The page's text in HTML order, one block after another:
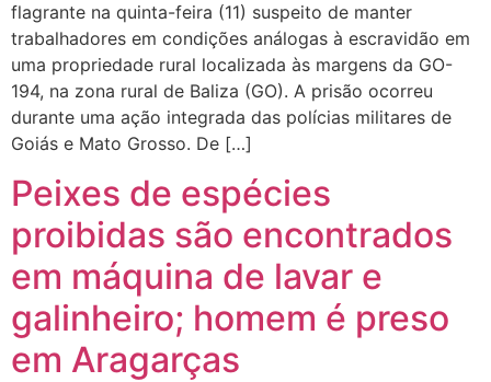
flagrante na quinta-feira (11) suspeito de manter
trabalhadores em condições análogas à escravidão em
uma propriedade rural localizada às margens da GO-
194, na zona rural de Baliza (GO). A prisão ocorreu
durante uma ação integrada das polícias militares de
Goiás e Mato Grosso. De […]
Peixes de espécies
proibidas são encontrados
em máquina de lavar e
galinheiro; homem é preso
em Aragarças